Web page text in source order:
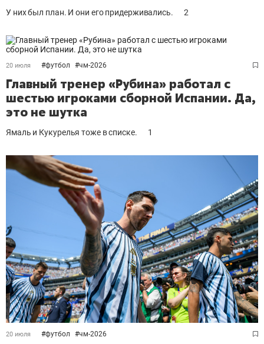
У них был план. И они его придерживались. 2
20 июля #футбол #чм-2026
Главный тренер «Рубина» работал с
шестью игроками сборной Испании. Да,
это не шутка
Ямаль и Кукурелья тоже в списке. 1
20 июля #футбол #чм-2026